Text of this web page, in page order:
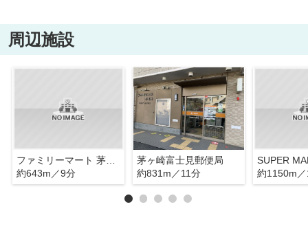
周辺施設
ファミリーマート 茅ヶ崎富士見町店
約643m／9分
茅ヶ崎富士見郵便局
約831m／11分
約1150m